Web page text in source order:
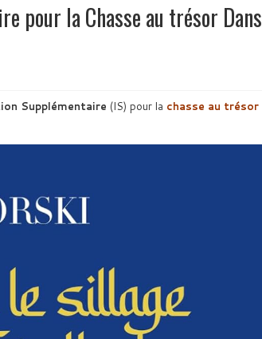
pour la Chasse au trésor Dans
Supplémentaire (IS) pour la chasse au trésor